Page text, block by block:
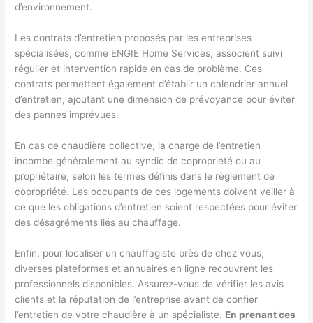
d’environnement.
Les contrats d’entretien proposés par les entreprises
spécialisées, comme ENGIE Home Services, associent suivi
régulier et intervention rapide en cas de problème. Ces
contrats permettent également d’établir un calendrier annuel
d’entretien, ajoutant une dimension de prévoyance pour éviter
des pannes imprévues.
En cas de chaudière collective, la charge de l’entretien
incombe généralement au syndic de copropriété ou au
propriétaire, selon les termes définis dans le règlement de
copropriété. Les occupants de ces logements doivent veiller à
ce que les obligations d’entretien soient respectées pour éviter
des désagréments liés au chauffage.
Enfin, pour localiser un chauffagiste près de chez vous,
diverses plateformes et annuaires en ligne recouvrent les
professionnels disponibles. Assurez-vous de vérifier les avis
clients et la réputation de l’entreprise avant de confier
l’entretien de votre chaudière à un spécialiste. En prenant ces